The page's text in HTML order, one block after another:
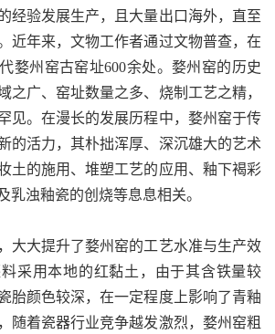
经验发展生产，且大量出口海外，直至
近年来，文物工作者通过文物普查，在
婺州窑古窑址600余处。婺州窑的历史
之广、窑址数量之多、烧制工艺之精，
见。在漫长的发展历程中，婺州窑于传
的活力，其朴拙浑厚、深沉雄大的艺术
土的施用、堆塑工艺的应用、釉下褐彩
乳浊釉瓷的创烧等息息相关。
大提升了婺州窑的工艺水准与生产效
采用本地的红黏土，由于其含铁量较
胎颜色较深，在一定程度上影响了青釉
随着瓷器行业竞争越发激烈，婺州窑粗